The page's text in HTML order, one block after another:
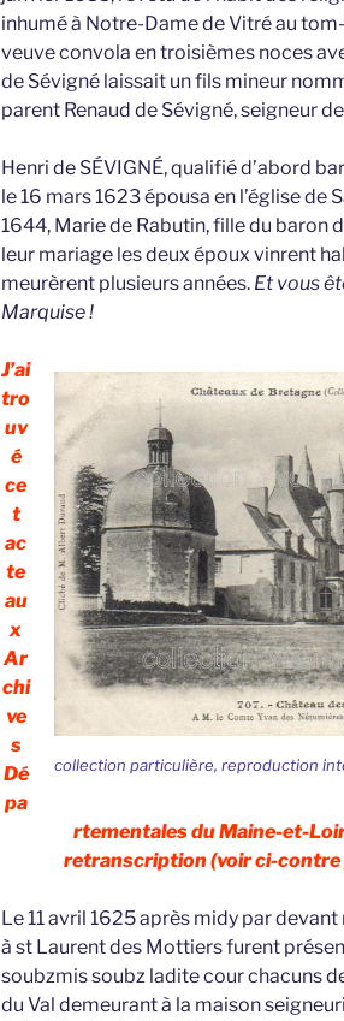
inhumé à Notre-Dame de Vitré au
veuve convola en troisièmes noces
de Sévigné laissait un fils mineur
parent Renaud de Sévigné, seigneur
Henri de SÉVIGNÉ, qualifié d’abord
le 16 mars 1623 épousa en l’église de
1644, Marie de Rabutin, fille du baron
leur mariage les deux époux vinrent
meurèrent plusieurs années. Et vous
Marquise !
collection particulière, reproduction
J’ai
tro
uv
é
ce
t
ac
te
au
x
Ar
chi
ve
s
Dé
pa
rtementales du Maine-et-
retranscription (voir ci-
Le 11 avril 1625 après midy par
à st Laurent des Mottiers furent
soubzmis soubz ladite cour chacuns
du Val demeurant à la maison